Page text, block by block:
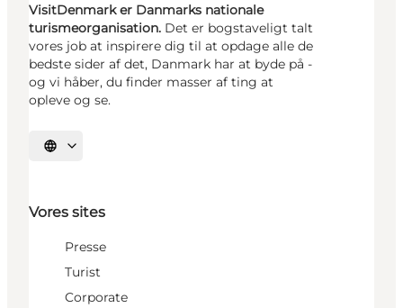
VisitDenmark er Danmarks nationale
turismeorganisation. Det er bogstaveligt talt
vores job at inspirere dig til at opdage alle de
bedste sider af det, Danmark har at byde på -
og vi håber, du finder masser af ting at
opleve og se.
Vælg sprog
Vores sites
Presse
Turist
Corporate